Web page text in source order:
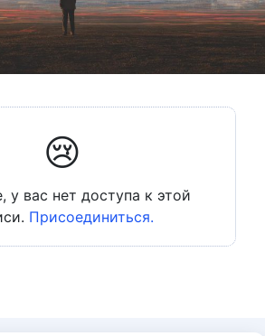
😢
у вас нет доступа к этой
Присоединиться.